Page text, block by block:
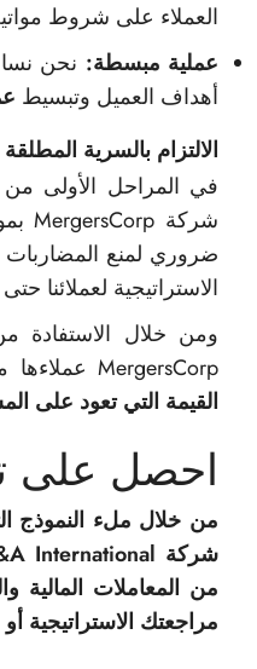
العملاء على شروط
عملية مبسطة: نحن
أهداف العميل وتبسيط
الالتزام بالسرية المطلقة
في المراحل الأولى
شركة MergersCorp بموجب
ضروري لمنع المضاربات
الاستراتيجية لعملائنا
ومن خلال الاستفادة
MergersCorp عملاءها من استكشاف الفرص التي تتماشى مع أهدافهم الاستراتيجية
القيمة التي تعود على
احصل على
من خلال ملء النموذج
من المعاملات المالية
مراجعتك الاستراتيجية أو